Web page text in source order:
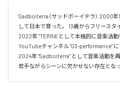
Sadboiterra（サッドボーイテラ） 2000
して日本で育った。 13歳からフリースタ
2022年 "TERRA" として本格的に音楽活
YouTubeチャンネル "03-performance" に
2024年 "Sadboiterra" として音楽活動を再
若手ながらシーンに欠かせない存在となっ